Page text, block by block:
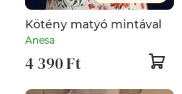
Kötény matyó mintával
Anesa
4 390 Ft